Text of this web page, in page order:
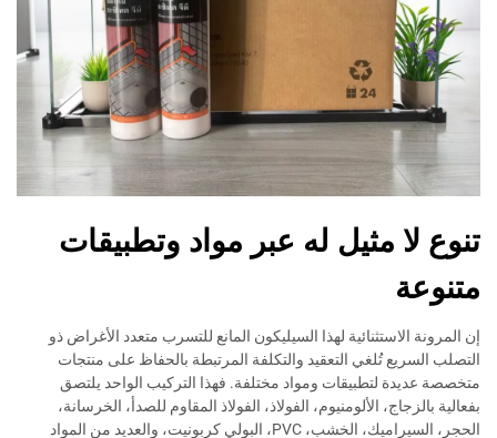
تنوع لا مثيل له عبر مواد وتطبيقات
متنوعة
إن المرونة الاستثنائية لهذا السيليكون المانع للتسرب متعدد الأغراض ذو
التصلب السريع تُلغي التعقيد والتكلفة المرتبطة بالحفاظ على منتجات
متخصصة عديدة لتطبيقات ومواد مختلفة. فهذا التركيب الواحد يلتصق
بفعالية بالزجاج، الألومنيوم، الفولاذ، الفولاذ المقاوم للصدأ، الخرسانة،
الحجر، السيراميك، الخشب، PVC، البولي كربونيت، والعديد من المواد